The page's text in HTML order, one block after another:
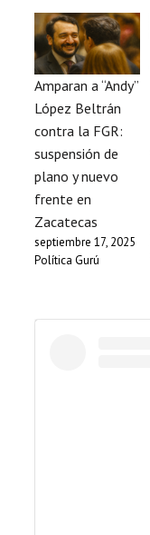
Amparan a “Andy”
López Beltrán
contra la FGR:
suspensión de
plano y nuevo
frente en
Zacatecas
septiembre 17, 2025
Política Gurú